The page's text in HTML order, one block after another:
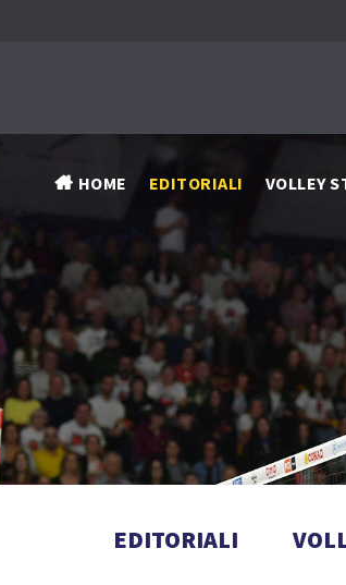
HOME EDITORIALI VOLLEY
EDITORIALI